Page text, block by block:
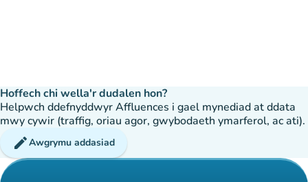
Hoffech chi wella'r dudalen hon?
Helpwch ddefnyddwyr Affluences i gael mynediad at ddata
mwy cywir (traffig, oriau agor, gwybodaeth ymarferol, ac ati).
editAwgrymu addasiad